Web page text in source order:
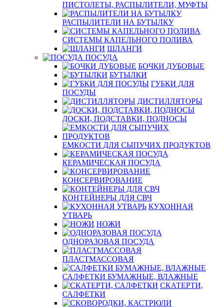
ПИСТОЛЕТЫ, РАСПЫЛИТЕЛИ, МУФТЫ
РАСПЫЛИТЕЛИ НА БУТЫЛКУ
СИСТЕМЫ КАПЕЛЬНОГО ПОЛИВА
ШЛАНГИ
ПОСУДА
БОЧКИ ДУБОВЫЕ
БУТЫЛКИ
ГУБКИ ДЛЯ
ПОСУДЫ
ДИСТИЛЛЯТОРЫ
ДОСКИ, ПОДСТАВКИ, ПОДНОСЫ
ЕМКОСТИ ДЛЯ СЫПУЧИХ ПРОДУКТОВ
КЕРАМИЧЕСКАЯ ПОСУДА
КОНСЕРВИРОВАНИЕ
КОНТЕЙНЕРЫ ДЛЯ СВЧ
КУХОННАЯ
УТВАРЬ
НОЖИ
ОДНОРАЗОВАЯ ПОСУДА
ПЛАСТМАССОВАЯ
САЛФЕТКИ БУМАЖНЫЕ, ВЛАЖНЫЕ
СКАТЕРТИ,
САЛФЕТКИ